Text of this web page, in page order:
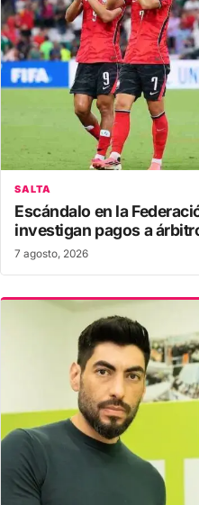
SALTA
Escándalo en la
investigan pagos a
7 agosto, 2026